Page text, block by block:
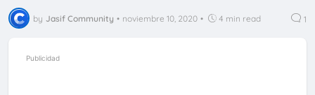
by Jasif Community • noviembre 10, 2020 • 4 min read 1
Publicidad